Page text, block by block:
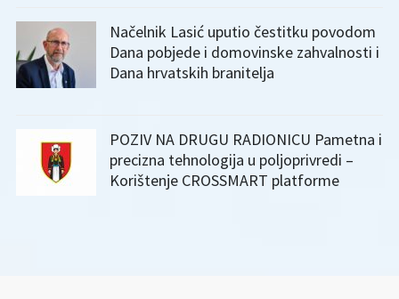
Načelnik Lasić uputio čestitku povodom
Dana pobjede i domovinske zahvalnosti i
Dana hrvatskih branitelja
POZIV NA DRUGU RADIONICU Pametna i
precizna tehnologija u poljoprivredi –
Korištenje CROSSMART platforme